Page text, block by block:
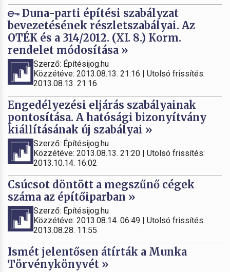
Duna-parti építési szabályzat
bevezetésének részletszabályai. Az
OTÉK és a 314/2012. (XI. 8.) Korm.
rendelet módosítása »
Szerző: Építésijog.hu
Közzétéve: 2013.08.13. 21:16 | Utolsó frissítés:
2013.08.13. 21:16
Engedélyezési eljárás szabályainak
pontosítása. A hatósági bizonyítvány
kiállításának új szabályai »
Szerző: Építésijog.hu
Közzétéve: 2013.08.13. 21:20 | Utolsó frissítés:
2013.10.14. 16:02
Csúcsot döntött a megszűnő cégek
száma az építőiparban »
Szerző: Építésijog.hu
Közzétéve: 2013.08.14. 06:49 | Utolsó frissítés:
2013.08.28. 11:55
Ismét jelentősen átírták a Munka
Törvénykönyvét »